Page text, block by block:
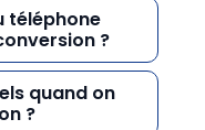
téléphone
?
quand on
?